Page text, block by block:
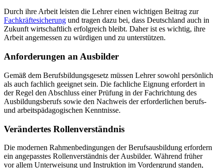
Durch ihre Arbeit leisten die Lehrer einen wichtigen Beitrag zur
Fachkräftesicherung und tragen dazu bei, dass Deutschland auch in
Zukunft wirtschaftlich erfolgreich bleibt. Daher ist es wichtig, ihre
Arbeit angemessen zu würdigen und zu unterstützen.
Anforderungen an Ausbilder
Gemäß dem Berufsbildungsgesetz müssen Lehrer sowohl persönlich
als auch fachlich geeignet sein. Die fachliche Eignung erfordert in
der Regel den Abschluss einer Prüfung in der Fachrichtung des
Ausbildungsberufs sowie den Nachweis der erforderlichen berufs-
und arbeitspädagogischen Kenntnisse.
Verändertes Rollenverständnis
Die modernen Rahmenbedingungen der Berufsausbildung erfordern
ein angepasstes Rollenverständnis der Ausbilder. Während früher
vor allem Unterweisung und Instruktion im Vordergrund standen,